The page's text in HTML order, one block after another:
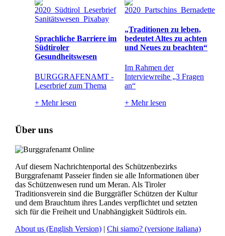
Sprachliche Barriere im
Südtiroler
Gesundheitswesen
BURGGRAFENAMT -
Leserbrief zum Thema
+ Mehr lesen
„Traditionen zu leben,
bedeutet Altes zu achten
und Neues zu beachten“
Im Rahmen der
Interviewreihe „3 Fragen
an“
+ Mehr lesen
Über uns
Auf diesem Nachrichtenportal des Schützenbezirks
Burggrafenamt Passeier finden sie alle Informationen über
das Schützenwesen rund um Meran. Als Tiroler
Traditionsverein sind die Burggräfler Schützen der Kultur
und dem Brauchtum ihres Landes verpflichtet und setzten
sich für die Freiheit und Unabhängigkeit Südtirols ein.
About us (English Version)| Chi siamo? (versione italiana)